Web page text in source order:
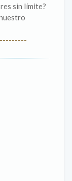
sin límite?